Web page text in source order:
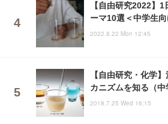
【自由研究2022】
ーマ10選＜中学生向
2022.8.22 Mon 12:45
【自由研究・化学
カニズムを知る（中
2018.7.25 Wed 16:15